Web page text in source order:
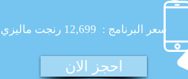
سعر البرنامج : 12,699 رنجت ماليزي
احجز الان